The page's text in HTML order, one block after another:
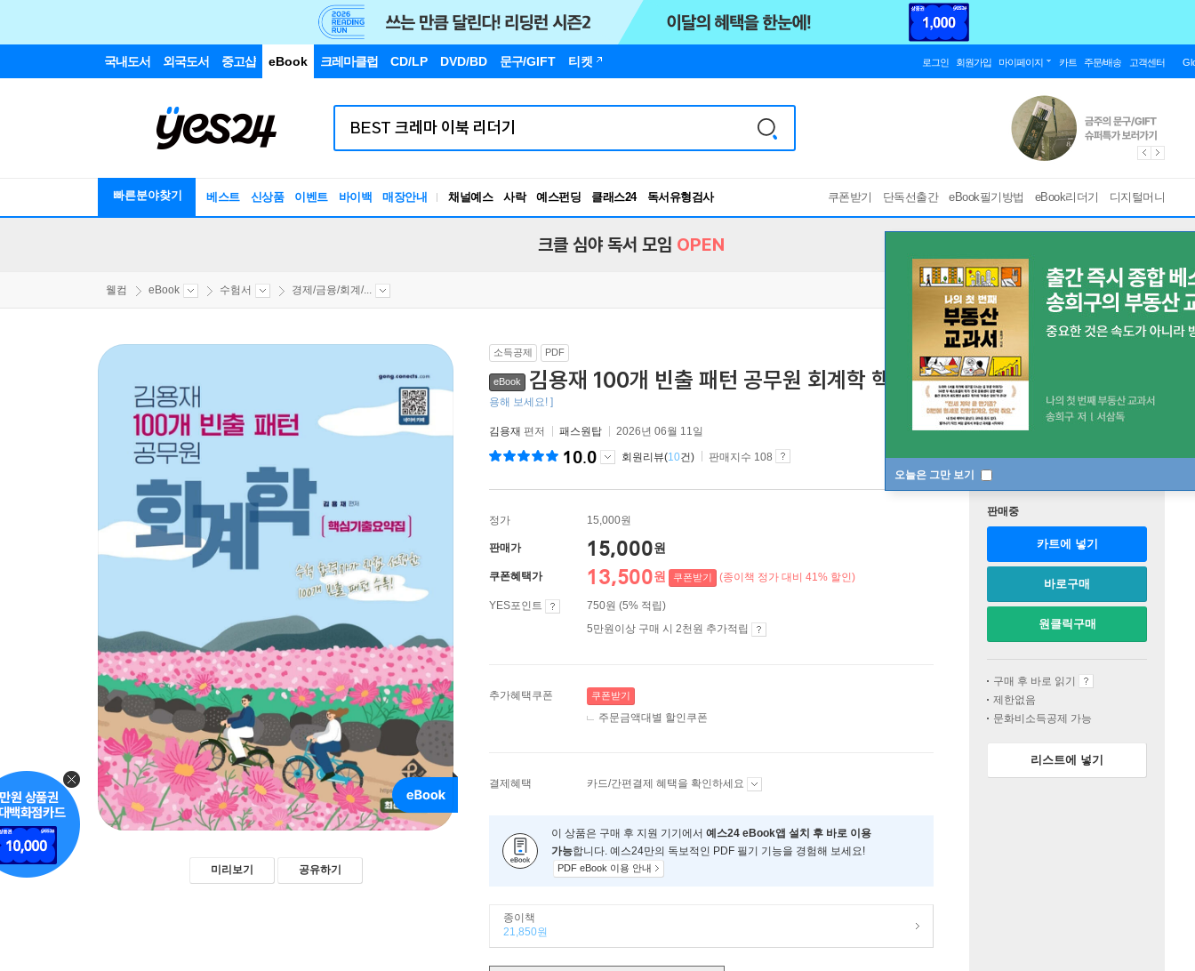
국내도서 외국도서 중고샵 eBook 크레마클럽 CD/LP DVD/BD 문구/GIFT 티켓 로그인 회원가입 마이페이지 카트 주문/배송 고객센터
빠른분야찾기 베스트 신상품 이벤트 바이백 매장안내 채널예스 사락 예스펀딩 클래스24
독서유형검사
RBTI Lab
쿠폰받기 단독선출간 eBook필기방법 eBook리더기 디지털머니
오늘은 그만 보기
크클 심야 독서 모임 OPEN
웰컴 eBook 수험서 경제/금융/회계/...
미리보기 공유하기
소득공제 PDF
eBook 김용재 100개 빈출 패턴 공무원 회계학 핵심기출요약집 [ 스마트한 PDF 필기 기능을 사
용해 보세요! ]
김용재 편저 패스원탑 2026년 06월 11일
10.0 회원리뷰(10건) 판매지수 108
정가 15,000원
판매가 15,000원
쿠폰혜택가 13,500원 쿠폰받기 (종이책 정가 대비 41% 할인)
YES포인트
750원 (5% 적립)
5만원이상 구매 시 2천원 추가적립
추가혜택쿠폰 쿠폰받기
주문금액대별 할인쿠폰
결제혜택 카드/간편결제 혜택을 확인하세요
이 상품은 구매 후 지원 기기에서 예스24 eBook앱 설치 후 바로 이용
가능합니다. 예스24만의 독보적인 PDF 필기 기능을 경험해 보세요!
PDF eBook 이용 안내
종이책
21,850원
판매중
카트에 넣기
바로구매
원클릭구매
구매 후 바로 읽기
제한없음
문화비소득공제 가능
리스트에 넣기